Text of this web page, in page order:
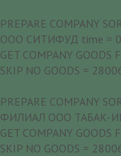
PREPARE COMPANY
ООО СИТИФУД time = 0
GET COMPANY GOODS
SKIP NO GOODS =
PREPARE COMPANY
ФИЛИАЛ ООО ТАБАК-
GET COMPANY GOODS
SKIP NO GOODS =